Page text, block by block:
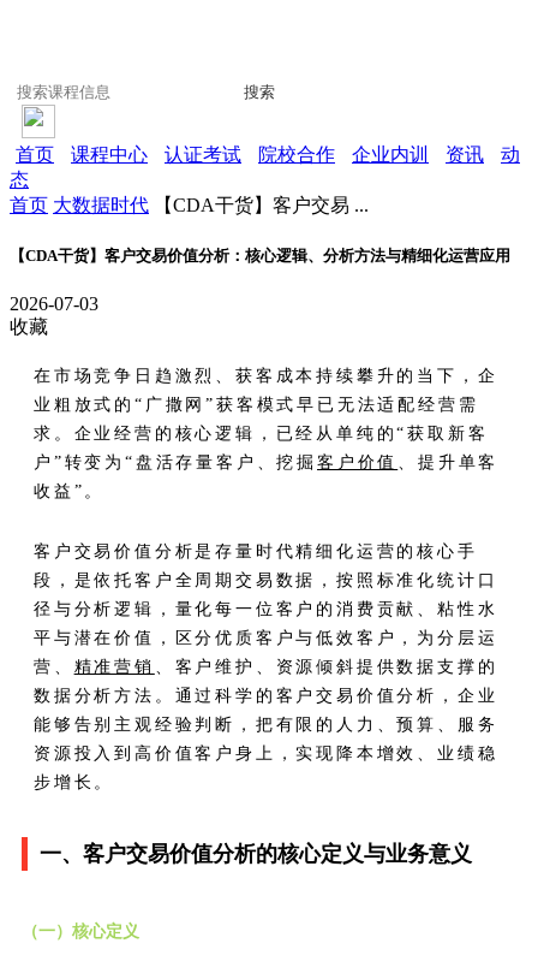
搜索
首页 课程中心 认证考试 院校合作 企业内训 资讯
动
态
首页 大数据时代 【CDA干货】客户交易 ...
【CDA干货】客户交易价值分析：核心逻辑、分析方法与精细化运营应用
2026-07-03
收藏
在市场竞争日趋激烈、获客成本持续攀升的当下，企
业粗放式的“广撒网”获客模式早已无法适配经营需
求。企业经营的核心逻辑，已经从单纯的“获取新客
户”转变为“盘活存量客户、挖掘客户价值 、提升单客
收益”。
客户交易价值分析是存量时代精细化运营的核心手
段，是依托客户全周期交易数据，按照标准化统计口
径与分析逻辑，量化每一位客户的消费贡献、粘性水
平与潜在价值，区分优质客户与低效客户，为分层运
营、 精准营销 、客户维护、资源倾斜提供数据支撑的
数据分析方法。通过科学的客户交易价值分析，企业
能够告别主观经验判断，把有限的人力、预算、服务
资源投入到高价值客户身上，实现降本增效、业绩稳
步增长。
一、客户交易价值分析的核心定义与业务意义
（一）核心定义